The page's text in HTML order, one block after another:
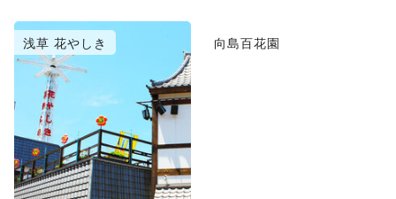
浅草 花やしき 向島百花園